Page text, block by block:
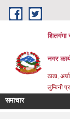
Skip to main content
शितगंगा
नगर
ठाडा,
लुम्बिनी
समाचार